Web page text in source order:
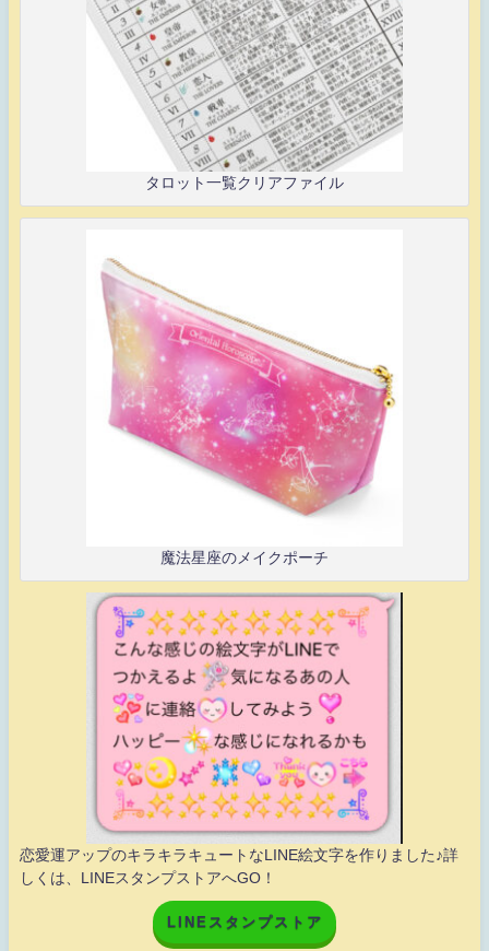
タロット一覧クリアファイル
魔法星座のメイクポーチ
恋愛運アップのキラキラキュートなLINE絵文字を作りました♪詳
しくは、LINEスタンプストアへGO！
LINEスタンプストア